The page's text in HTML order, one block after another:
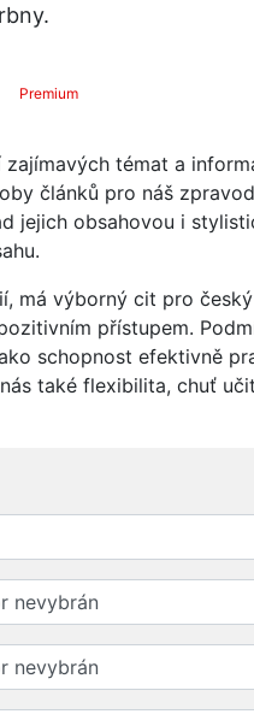
Premium
témat a
článků pro náš
jejich obsahovou i
má výborný cit pro
přístupem.
schopnost efektivně
také flexibilita, chuť
nevybrán
nevybrán